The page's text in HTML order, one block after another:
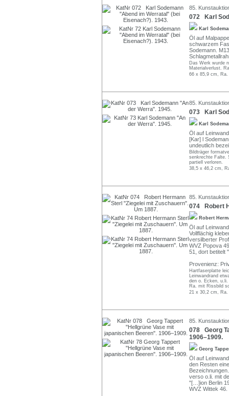
85.
072 Karl
Karl
Öl auf
schwarzem
Sodemann.
Das Werk wurde
Materialverlust.
66 x 85,9 cm,
85.
073 Karl
Karl
Öl auf
[Kar] l
undeutlich
Bildträger
senkrechte Falte.
partiell verloren.
38,5 x 46,2 cm,
85.
074 Robert
Robert
Öl auf
Vollflächig
versilberter
WVZ Popova
51, dort betitelt
Provenienz:
Hartfaserplatte
Leinwandrand
den o. Ecken,
Ra. mit Rissbild
21 x 30,2 cm,
85.
078 Georg
1906–1909.
Georg
Öl auf
den Resten
verso o.li. mit
"[…]ion Berlin
WVZ Wittek 46.